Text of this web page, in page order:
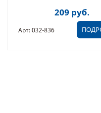
209 руб.
Арт: 032-836